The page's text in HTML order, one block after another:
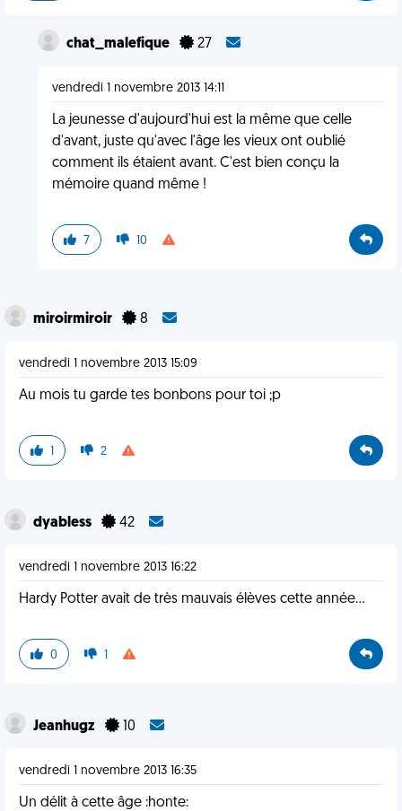
chat_malefique 27
vendredi 1 novembre 2013 14:11
La jeunesse d'aujourd'hui est la même que celle
d'avant, juste qu'avec l'âge les vieux ont oublié
comment ils étaient avant. C'est bien conçu la
mémoire quand même !
7 10
miroirmiroir 8
vendredi 1 novembre 2013 15:09
Au mois tu garde tes bonbons pour toi ;p
1 2
dyabless 42
vendredi 1 novembre 2013 16:22
Hardy Potter avait de très mauvais élèves cette année...
0 1
Jeanhugz 10
vendredi 1 novembre 2013 16:35
Un délit à cette âge :honte: